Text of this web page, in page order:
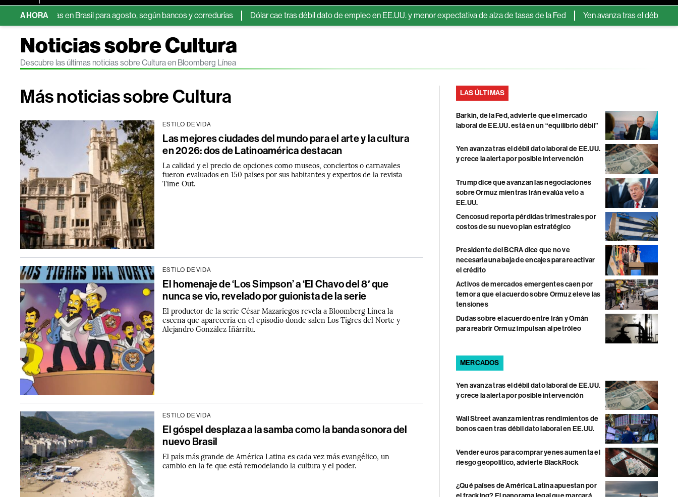
AHORAen Brasil para agosto, según bancos y corredurías Dólar cae tras débil dato de empleo en EE.UU. y menor expectativa de alza de tasas de la Fed Yen avanza tras el débil dato
Noticias sobre Cultura
Descubre las últimas noticias sobre Cultura en Bloomberg Línea
Más noticias sobre Cultura
ESTILO DE VIDA
Las mejores ciudades del mundo para el arte y la cultura
en 2026: dos de Latinoamérica destacan
La calidad y el precio de opciones como museos, conciertos o carnavales
fueron evaluados en 150 países por sus habitantes y expertos de la revista
Time Out.
ESTILO DE VIDA
El homenaje de ‘Los Simpson’ a ‘El Chavo del 8′ que
nunca se vio, revelado por guionista de la serie
El productor de la serie César Mazariegos revela a Bloomberg Línea la
escena que aparecería en el episodio donde salen Los Tigres del Norte y
Alejandro González Iñárritu.
ESTILO DE VIDA
El góspel desplaza a la samba como la banda sonora del
nuevo Brasil
El país más grande de América Latina es cada vez más evangélico, un
cambio en la fe que está remodelando la cultura y el poder.
LAS ÚLTIMAS
Barkin, de la Fed, advierte que el mercado
laboral de EE.UU. está en un “equilibrio débil”
Yen avanza tras el débil dato laboral de EE.UU.
y crece la alerta por posible intervención
Trump dice que avanzan las negociaciones
sobre Ormuz mientras Irán evalúa veto a
EE.UU.
Cencosud reporta pérdidas trimestrales por
costos de su nuevo plan estratégico
Presidente del BCRA dice que no ve
necesaria una baja de encajes para reactivar
el crédito
Activos de mercados emergentes caen por
temor a que el acuerdo sobre Ormuz eleve las
tensiones
Dudas sobre el acuerdo entre Irán y Omán
para reabrir Ormuz impulsan al petróleo
MERCADOS
Yen avanza tras el débil dato laboral de EE.UU.
y crece la alerta por posible intervención
Wall Street avanza mientras rendimientos de
bonos caen tras débil dato laboral en EE.UU.
Vender euros para comprar yenes aumenta el
riesgo geopolítico, advierte BlackRock
¿Qué países de América Latina apuestan por